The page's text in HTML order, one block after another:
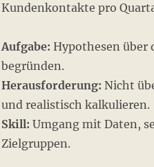
Kundenkontakte pro
Aufgabe: Hypothesen über
begründen.
Herausforderung: Nicht
und realistisch kalkulieren.
Skill: Umgang mit Daten,
Zielgruppen.